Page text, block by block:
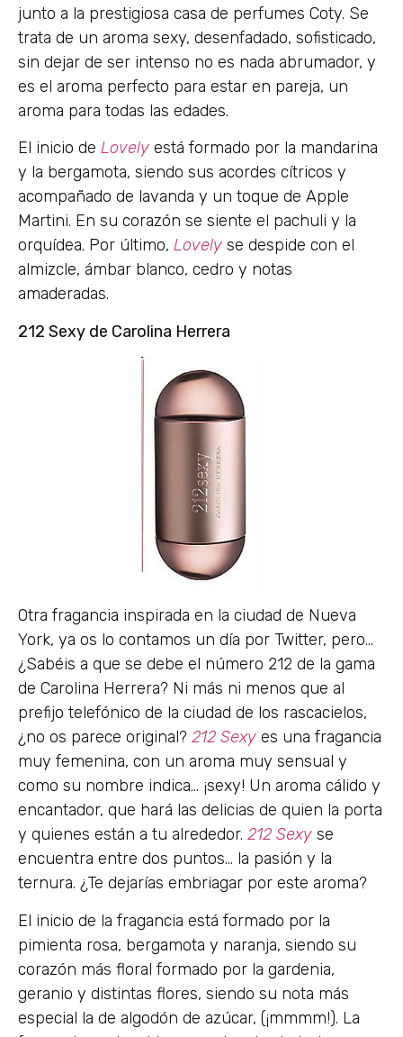
junto a la prestigiosa casa de perfumes Coty. Se
trata de un aroma sexy, desenfadado, sofisticado,
sin dejar de ser intenso no es nada abrumador, y
es el aroma perfecto para estar en pareja, un
aroma para todas las edades.
El inicio de Lovely está formado por la mandarina
y la bergamota, siendo sus acordes cítricos y
acompañado de lavanda y un toque de Apple
Martini. En su corazón se siente el pachuli y la
orquídea. Por último, Lovely se despide con el
almizcle, ámbar blanco, cedro y notas
amaderadas.
212 Sexy de Carolina Herrera
Otra fragancia inspirada en la ciudad de Nueva
York, ya os lo contamos un día por Twitter, pero…
¿Sabéis a que se debe el número 212 de la gama
de Carolina Herrera? Ni más ni menos que al
prefijo telefónico de la ciudad de los rascacielos,
¿no os parece original? 212 Sexy es una fragancia
muy femenina, con un aroma muy sensual y
como su nombre indica… ¡sexy! Un aroma cálido y
encantador, que hará las delicias de quien la porta
y quienes están a tu alrededor. 212 Sexy se
encuentra entre dos puntos… la pasión y la
ternura. ¿Te dejarías embriagar por este aroma?
El inicio de la fragancia está formado por la
pimienta rosa, bergamota y naranja, siendo su
corazón más floral formado por la gardenia,
geranio y distintas flores, siendo su nota más
especial la de algodón de azúcar, (¡mmmm!). La